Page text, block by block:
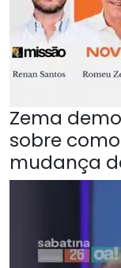
Zema
sobre
mudança